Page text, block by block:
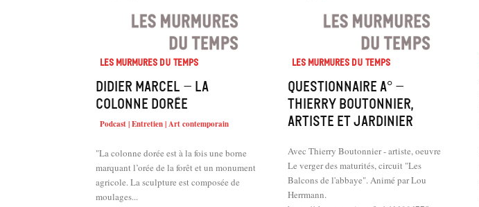
Les murmures du temps
Didier Marcel – La
colonne dorée
Podcast | Entretien | Art contemporain
"La colonne dorée est à la fois une borne
marquant l’orée de la forêt et un monument
agricole. La sculpture est composée de
moulages...
Les murmures du temps
Questionnaire A° –
Thierry Boutonnier,
artiste et jardinier
Avec Thierry Boutonnier - artiste, oeuvre
Le verger des maturités, circuit "Les
Balcons de l'abbaye". Animé par Lou
Herrmann.